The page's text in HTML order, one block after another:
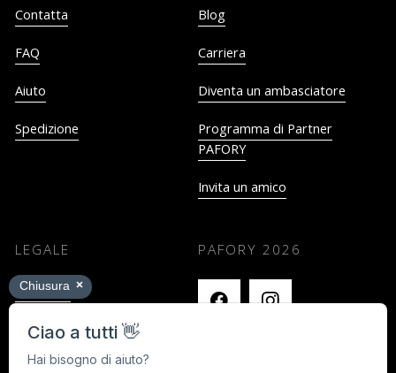
Contatta
FAQ
Aiuto
Spedizione
Blog
Carriera
Diventa un ambasciatore
Programma di Partner
PAFORY
Invita un amico
LEGALE
Impronta
Termini e Condizioni
Privacy
PAFORY 2026